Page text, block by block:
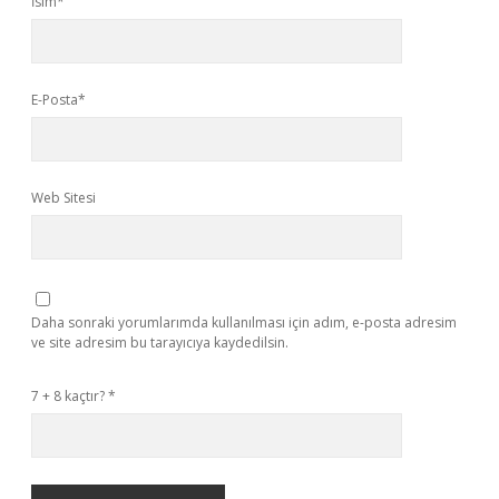
E-Posta*
Web Sitesi
Daha sonraki yorumlarımda kullanılması için adım, e-posta adresim
ve site adresim bu tarayıcıya kaydedilsin.
7 + 8 kaçtır?*